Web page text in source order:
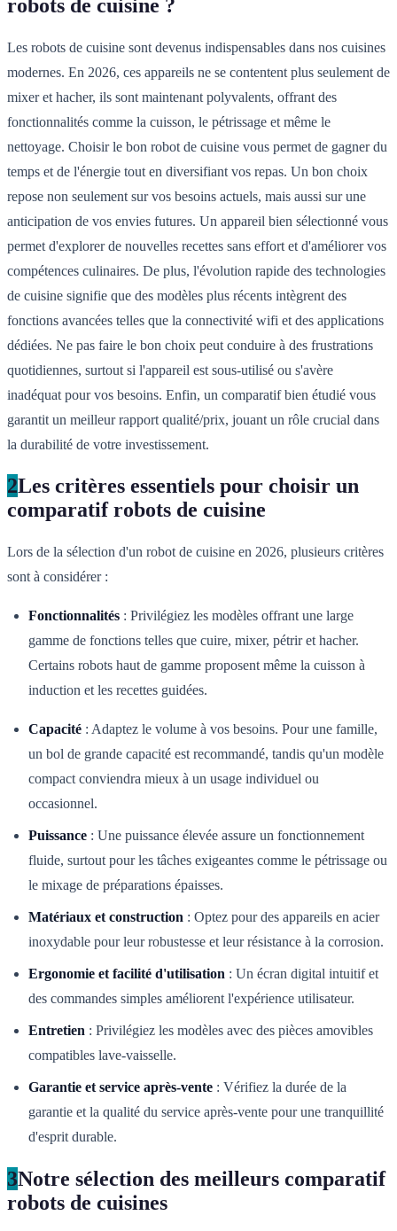
robots de cuisine ?
Les robots de cuisine sont devenus indispensables dans nos cuisines
modernes. En 2026, ces appareils ne se contentent plus seulement de
mixer et hacher, ils sont maintenant polyvalents, offrant des
fonctionnalités comme la cuisson, le pétrissage et même le
nettoyage. Choisir le bon robot de cuisine vous permet de gagner du
temps et de l'énergie tout en diversifiant vos repas. Un bon choix
repose non seulement sur vos besoins actuels, mais aussi sur une
anticipation de vos envies futures. Un appareil bien sélectionné vous
permet d'explorer de nouvelles recettes sans effort et d'améliorer vos
compétences culinaires. De plus, l'évolution rapide des technologies
de cuisine signifie que des modèles plus récents intègrent des
fonctions avancées telles que la connectivité wifi et des applications
dédiées. Ne pas faire le bon choix peut conduire à des frustrations
quotidiennes, surtout si l'appareil est sous-utilisé ou s'avère
inadéquat pour vos besoins. Enfin, un comparatif bien étudié vous
garantit un meilleur rapport qualité/prix, jouant un rôle crucial dans
la durabilité de votre investissement.
2Les critères essentiels pour choisir un
comparatif robots de cuisine
Lors de la sélection d'un robot de cuisine en 2026, plusieurs critères
sont à considérer :
Fonctionnalités : Privilégiez les modèles offrant une large
gamme de fonctions telles que cuire, mixer, pétrir et hacher.
Certains robots haut de gamme proposent même la cuisson à
induction et les recettes guidées.
Capacité : Adaptez le volume à vos besoins. Pour une famille,
un bol de grande capacité est recommandé, tandis qu'un modèle
compact conviendra mieux à un usage individuel ou
occasionnel.
Puissance : Une puissance élevée assure un fonctionnement
fluide, surtout pour les tâches exigeantes comme le pétrissage ou
le mixage de préparations épaisses.
Matériaux et construction : Optez pour des appareils en acier
inoxydable pour leur robustesse et leur résistance à la corrosion.
Ergonomie et facilité d'utilisation : Un écran digital intuitif et
des commandes simples améliorent l'expérience utilisateur.
Entretien : Privilégiez les modèles avec des pièces amovibles
compatibles lave-vaisselle.
Garantie et service après-vente : Vérifiez la durée de la
garantie et la qualité du service après-vente pour une tranquillité
d'esprit durable.
3Notre sélection des meilleurs comparatif
robots de cuisines